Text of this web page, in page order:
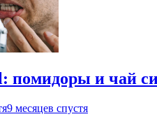
помидоры и чай
9 месяцев спустя